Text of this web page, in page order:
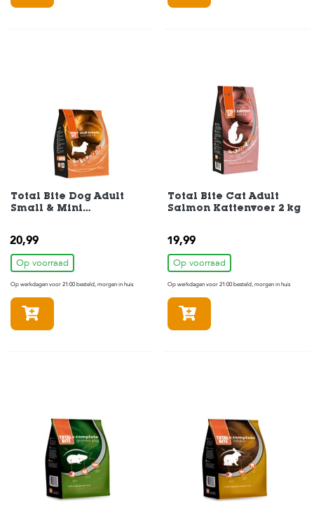
Total Bite Dog Adult
Small & Mini
20,99
Op voorraad
Op werkdagen voor 21:00 besteld, morgen in huis
Total Bite Cat Adult
Salmon Kattenvoer 2 kg
19,99
Op voorraad
Op werkdagen voor 21:00 besteld, morgen in huis